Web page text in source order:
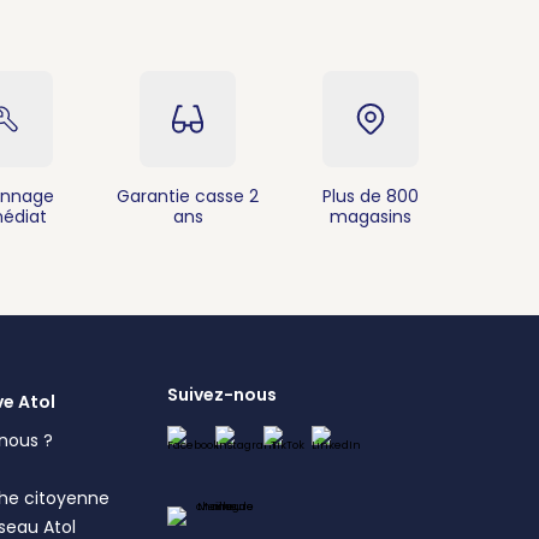
Garantie casse 2
ans
Plus de 800
magasins
Atol
?
citoyenne
Atol
Suivez-nous